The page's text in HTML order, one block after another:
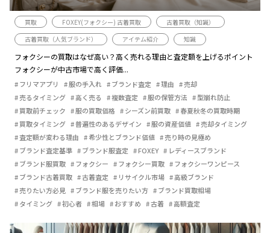
買取 FOXEY(フォクシー) 古着買取
古着買取（知識）
古着買取（人気ブランド）
アイテム紹介 知識
フォクシーの買取はなぜ高い？高く売れる理由と査定額を上げるポイント
フォクシーが中古市場で高く評価...
フリマアプリ 服の手入れ ブランド査定 理由
売却
売るタイミング
高く売る 複数査定 服の保管方法
型崩れ防止
買取前チェック
服の買取価格 シーズン前買取
春夏秋冬の買取時期
買取タイミング
普遍性のあるデザイン 服の資産価値
売却タイミング
査定額が変わる理由
希少性とブランド価値
売り時の見極め
ブランド査定基準
ブランド服査定 FOXEY
レディースブランド
ブランド服買取
フォクシー フォクシー買取
フォクシーワンピース
ブランド古着買取
古着査定 リサイクル市場
高級ブランド
売りたい方必見
ブランド服を売りたい方
ブランド買取相場
タイミング
初心者 相場 おすすめ 古着 高額査定